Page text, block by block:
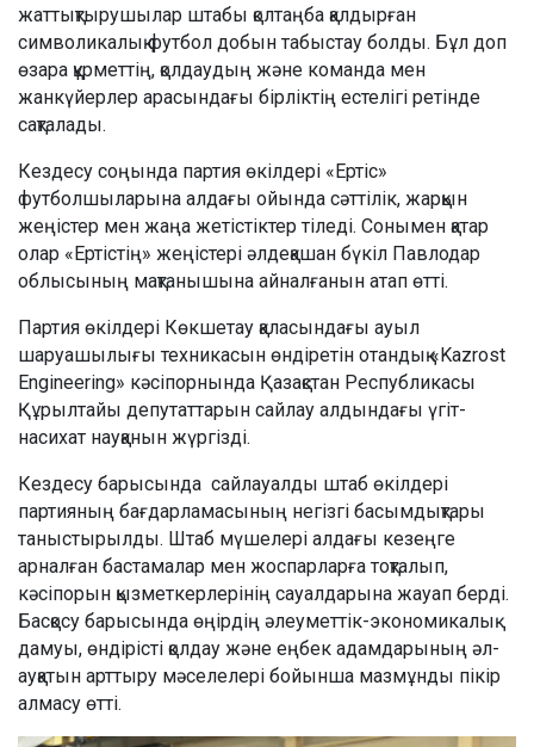
жаттықтырушылар штабы қолтаңба қалдырған
символикалық футбол добын табыстау болды. Бұл доп
өзара құрметтің, қолдаудың және команда мен
жанкүйерлер арасындағы бірліктің естелігі ретінде
сақталады.
Кездесу соңында партия өкілдері «Ертіс»
футболшыларына алдағы ойында сәттілік, жарқын
жеңістер мен жаңа жетістіктер тіледі. Сонымен қатар
олар «Ертістің» жеңістері әлдеқашан бүкіл Павлодар
облысының мақтанышына айналғанын атап өтті.
Партия өкілдері Көкшетау қаласындағы ауыл
шаруашылығы техникасын өндіретін отандық «Kazrost
Engineering» кәсіпорнында Қазақстан Республикасы
Құрылтайы депутаттарын сайлау алдындағы үгіт-
насихат науқанын жүргізді.
Кездесу барысында сайлауалды штаб өкілдері
партияның бағдарламасының негізгі басымдықтары
таныстырылды. Штаб мүшелері алдағы кезеңге
арналған бастамалар мен жоспарларға тоқталып,
кәсіпорын қызметкерлерінің сауалдарына жауап берді.
Басқосу барысында өңірдің әлеуметтік-экономикалық
дамуы, өндірісті қолдау және еңбек адамдарының әл-
ауқатын арттыру мәселелері бойынша мазмұнды пікір
алмасу өтті.